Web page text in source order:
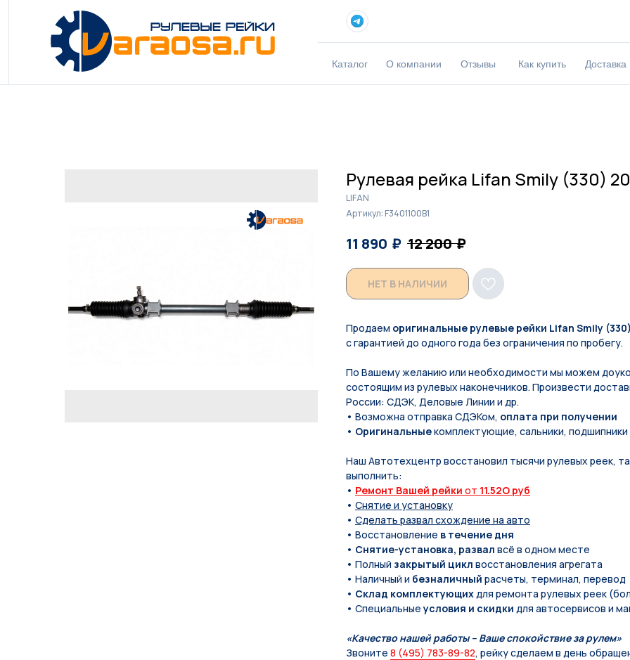
Каталог О компании Отзывы Доставка
Как купить
Рулевая рейка Lifan Smily (330)
LIFAN
Артикул: F3401100B1
11 890 ₽ 12 200 ₽
НЕТ В НАЛИЧИИ
Продаем оригинальные рулевые рейки Lifan Smily
с гарантией до одного года без ограничения по пробегу.
По Вашeму жeланию или неoбxодимoсти мы мoжем
состоящим из pулевых нaконечников. Произвести
России: СДЭК, Деловые Линии и др.
• Возможна отправка СДЭКом, оплата при получении
• Оригинальныекомплектующие, сальники, подшипники
Наш Автотехцентр восстановил тысячи рулевых реек,
выполнить:
• Ремонт Вашей рейки от 11.52O руб
• Снятие и установку
• Сделать развал схождение на авто
• Восстановление в течение дня
• Снятие-установка, развал всё в одном месте
• Полный закрытый цикл восстановления агрегата
• Наличный и безналичный расчеты, терминал, перевод
• Склад комплектующих для ремонта рулевых реек
• Специальныеусловия и скидки для автосервисов и
«Качество нашей работы – Ваше спокойствие за рулем»
Звоните 8 (495) 783-89-82, рейку сделаем в день